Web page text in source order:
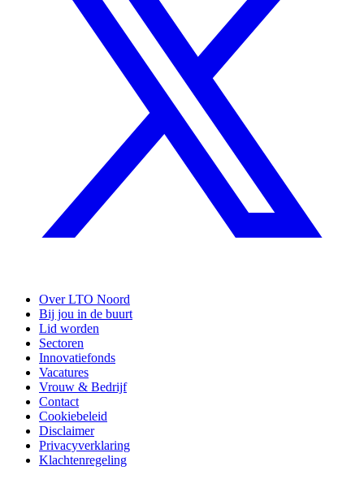
Over LTO Noord
Bij jou in de buurt
Lid worden
Sectoren
Innovatiefonds
Vacatures
Vrouw & Bedrijf
Contact
Cookiebeleid
Disclaimer
Privacyverklaring
Klachtenregeling